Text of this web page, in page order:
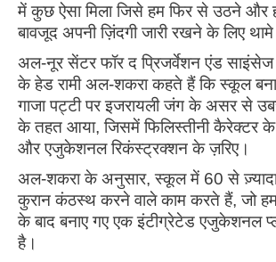
में कुछ ऐसा मिला जिसे हम फिर से उठने और
बावजूद अपनी ज़िंदगी जारी रखने के लिए
अल-नूर सेंटर फॉर द प्रिजर्वेशन एंड
के हेड रामी अल-शकरा कहते हैं कि स्कूल
गाजा पट्टी पर इजरायली जंग के असर से
के तहत आया, जिसमें फिलिस्तीनी कैरेक्टर
और एजुकेशनल रिकंस्ट्रक्शन के ज़रिए।
अल-शकरा के अनुसार, स्कूल में 60 से
कुरान कंठस्थ करने वाले काम करते हैं, जो
के बाद बनाए गए एक इंटीग्रेटेड एजुकेशनल
है।